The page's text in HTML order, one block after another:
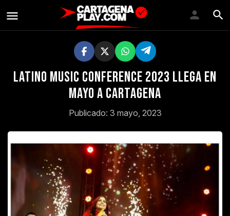
Latino Music Conference 2023 llega en
mayo a Cartagena
Publicado: 3 mayo, 2023